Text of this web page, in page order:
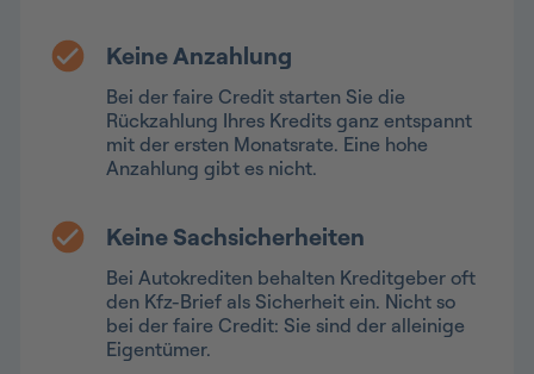
Keine Anzahlung
Bei der faire Credit starten Sie die
Rückzahlung Ihres Kredits ganz entspannt
mit der ersten Monatsrate. Eine hohe
Anzahlung gibt es nicht.
Keine Sachsicherheiten
Bei Autokrediten behalten Kreditgeber oft
den Kfz-Brief als Sicherheit ein. Nicht so
bei der faire Credit: Sie sind der alleinige
Eigentümer.